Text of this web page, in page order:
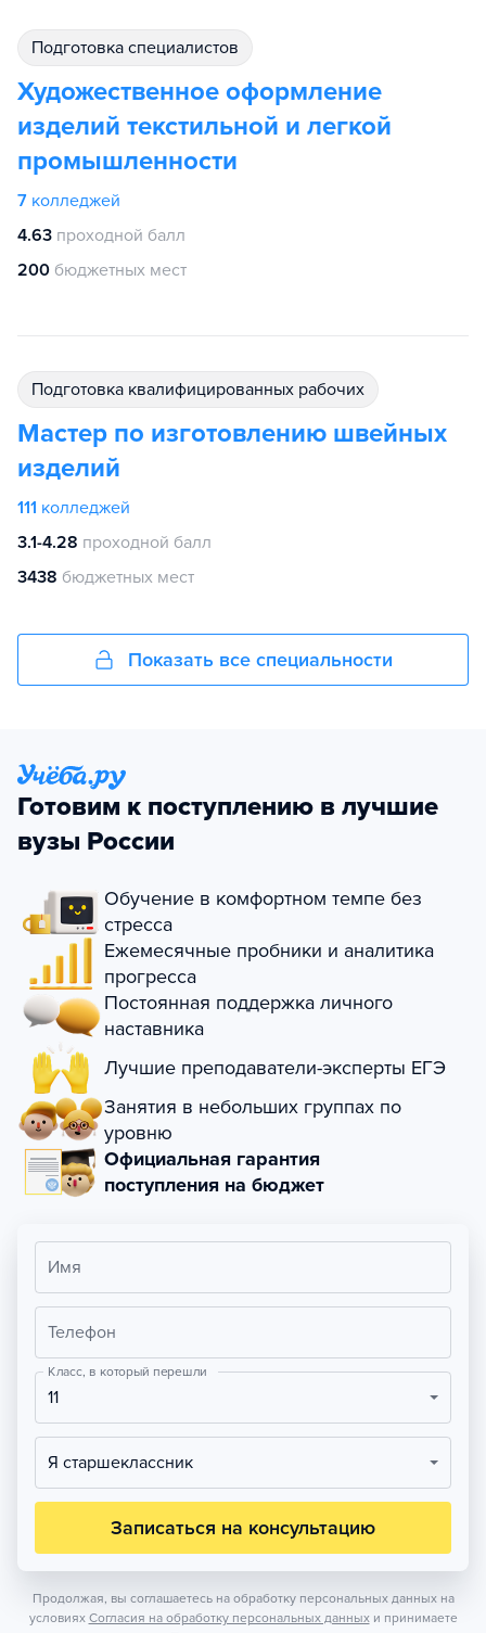
подготовка специалистов
Художественное оформление
изделий текстильной и легкой
промышленности
7 колледжей
4.63 проходной балл
200 бюджетных мест
подготовка квалифицированных рабочих
Мастер по изготовлению швейных
изделий
111 колледжей
3.1-4.28 проходной балл
3438 бюджетных мест
Показать все специальности
Готовим к поступлению в лучшие
вузы России
Обучение в комфортном темпе без
стресса
Ежемесячные пробники и аналитика
прогресса
Постоянная поддержка личного
наставника
Лучшие преподаватели-эксперты ЕГЭ
Занятия в небольших группах по
уровню
Официальная гарантия
поступления на бюджет
Имя
Телефон
Класс, в который перешли
11
Я старшеклассник
Записаться на консультацию
Продолжая, вы соглашаетесь на обработку персональных данных на
условиях Согласия на обработку персональных данных и принимаете